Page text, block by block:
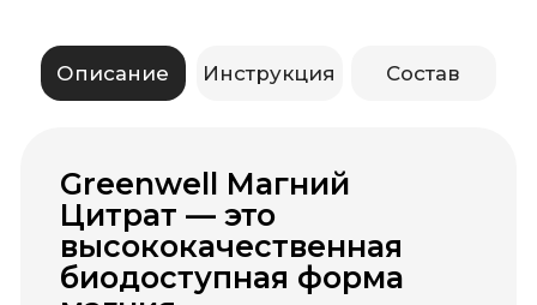
Препарат помогает нормализовать
сон, уменьшить чувство усталости и
раздражительности, улучшить
Благодаря формемагния цитрата
усвояемость значительно выше, чем у
других форм, что делает продукт
максимально эффективным.